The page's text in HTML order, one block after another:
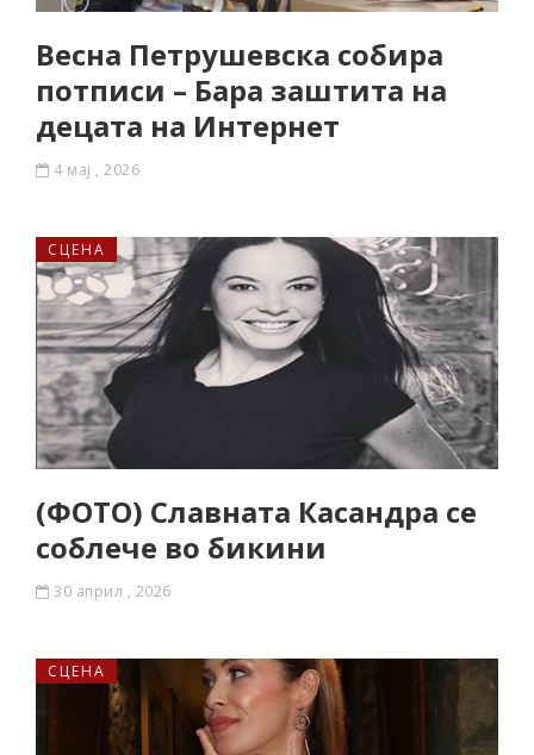
Весна Петрушевска собира
потписи – Бара заштита на
децата на Интернет
4 мај , 2026
СЦЕНА
(ФОТО) Славната Касандра се
соблече во бикини
30 април , 2026
СЦЕНА